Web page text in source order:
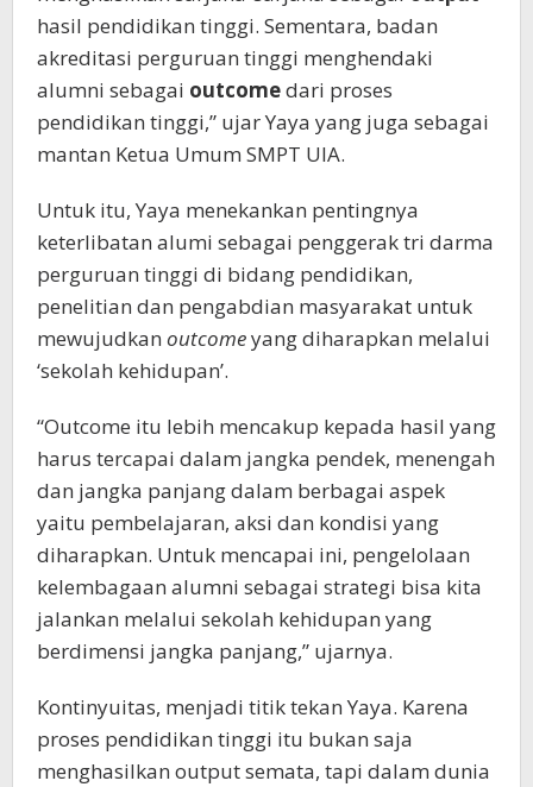
hasil pendidikan tinggi. Sementara, badan
akreditasi perguruan tinggi menghendaki
alumni sebagai outcomedari proses
pendidikan tinggi,” ujar Yaya yang juga sebagai
mantan Ketua Umum SMPT UIA.
Untuk itu, Yaya menekankan pentingnya
keterlibatan alumi sebagai penggerak tri darma
perguruan tinggi di bidang pendidikan,
penelitian dan pengabdian masyarakat untuk
mewujudkan outcomeyang diharapkan melalui
‘sekolah kehidupan’.
“Outcome itu lebih mencakup kepada hasil yang
harus tercapai dalam jangka pendek, menengah
dan jangka panjang dalam berbagai aspek
yaitu pembelajaran, aksi dan kondisi yang
diharapkan. Untuk mencapai ini, pengelolaan
kelembagaan alumni sebagai strategi bisa kita
jalankan melalui sekolah kehidupan yang
berdimensi jangka panjang,” ujarnya.
Kontinyuitas, menjadi titik tekan Yaya. Karena
proses pendidikan tinggi itu bukan saja
menghasilkan output semata, tapi dalam dunia